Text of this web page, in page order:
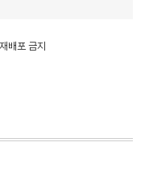
배포 금지